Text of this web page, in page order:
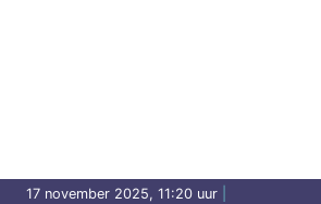
17 november 2025, 11:20 uur